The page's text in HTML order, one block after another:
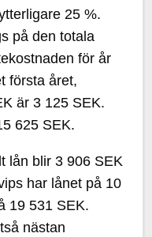
25 %.
på den totala
för år
första året,
är 3 125 SEK.
625 SEK.
lån blir 3 906 SEK
har lånet på 10
19 531 SEK.
nästan